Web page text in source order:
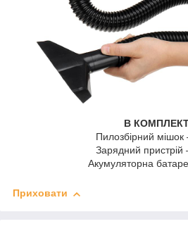
В
Пилозбірний мішок
Зарядний пристрій
Акумуляторна
Приховати